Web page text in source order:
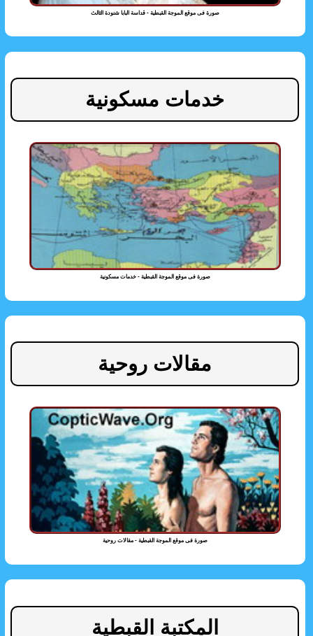
صورة فى موقع الموجة القبطية - قداسة البابا شنودة الثالث
خدمات مسكونية
صورة فى موقع الموجة القبطية - خدمات مسكونية
مقالات روحية
صورة فى موقع الموجة القبطية - مقالات روحية
المكتبة القبطية